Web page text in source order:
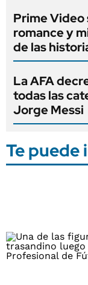
Prime Video
romance y
de las
La AFA
todas las
Jorge Messi
Te puede